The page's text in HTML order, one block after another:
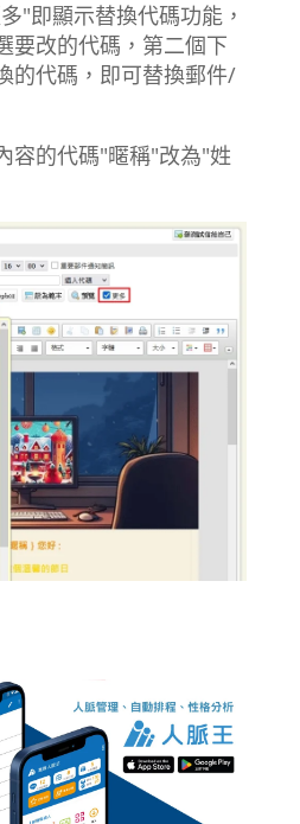
"即顯示替換代碼功能，
要改的代碼，第二個下
的代碼，即可替換郵件/
容的代碼"暱稱"改為"姓